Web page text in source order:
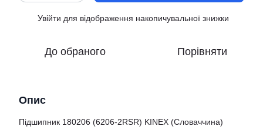
Увійти для відображення накопичувальної знижки
До обраного Порівняти
Опис
Підшипник 180206 (6206-2RSR) KINEX (Словаччина)